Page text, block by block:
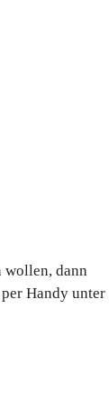
wollen, dann
Handy unter